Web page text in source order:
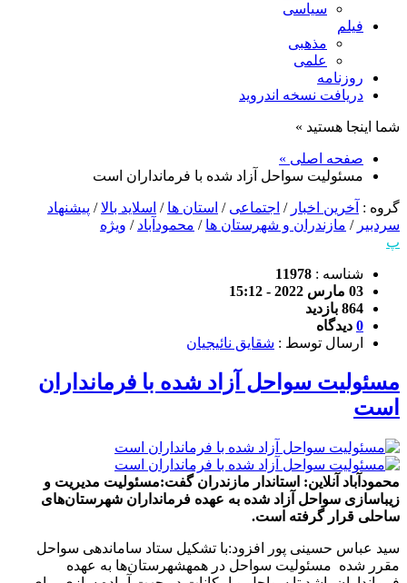
سیاسی
فیلم
مذهبی
علمی
روزنامه
دریافت نسخه اندروید
شما اینجا هستید »
صفحه اصلی »
مسئولیت سواحل آزاد شده با فرمانداران است
گروه : آخرین اخبار / اجتماعی / استان ها / اسلاید بالا/ پیشنهاد
سردبیر / مازندران و شهرستان ها / محمودآباد / ویژه
پ
شناسه : 11978
03 مارس 2022 - 15:12
864 بازدید
0 دیدگاه
ارسال توسط : شقایق نائیجیان
مسئولیت سواحل آزاد شده با فرمانداران
است
محمودآباد آنلاین: استاندار مازندران گفت:مسئولیت مدیریت و
زیباسازی سواحل آزاد شده به عهده فرمانداران شهرستان‌های
ساحلی قرار گرفته است.
سید عباس حسینی پور افزود:با تشکیل ستاد ساماندهی سواحل
مقرر شده مسئولیت سواحل در همهشهرستان‌ها به عهده